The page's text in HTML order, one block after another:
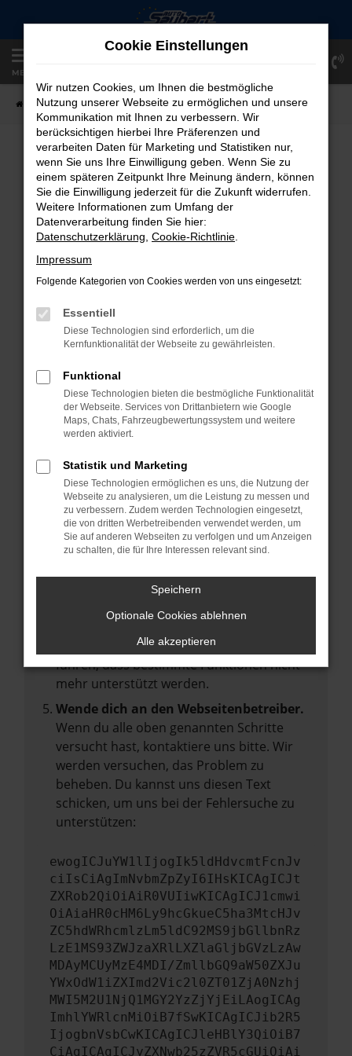
Zum
springen
MENÜ
Startseite Fahrzeugangebote Fahrzeug-Showroom
FAHRZEUG-SHOWROOM
FEHLER: NETWORK ERROR
Beim Laden ist ein Fehler aufgetreten.
Hier sind ein paar Tipps, die dir helfen können:
Überprüfe deine Firewall und deine
Internetverbindung.
Laden andere Webseiten, zum Beispiel
Prüfe deine Browsererweiterungen.
Manche Erweiterungen, wie Werbeblocker,
können das Laden bestimmter Seiten
anderen Browser oder in einem privaten
Fenster?
Starte dein Gerät neu.
Das kann manchmal helfen,
vorübergehende Probleme zu beheben.
Betriebssystem auf dem neuesten Stand
Veraltete Software birgt nicht nur ein
Sicherheitsrisiko, sondern kann auch dazu
führen, dass bestimmte Funktionen nicht
mehr unterstützt werden.
Wende dich an den Webseitenbetreiber.
Wenn du alle oben genannten Schritte
versucht hast, kontaktiere uns bitte. Wir
werden versuchen, das Problem zu
beheben. Du kannst uns diesen Text
schicken, um uns bei der Fehlersuche zu
unterstützen:
ewogICJuYW1lIjogIk5ldHdvcmtFcnJv
ciIsCiAgImNvbmZpZyI6IHsKICAgICJt
ZXRob2QiOiAiR0VUIiwKICAgICJ1cmwi
OiAiaHR0cHM6Ly9hcGkueC5ha3MtcHJv
ZC5hdWRhcmlzLm5ldC92MS9jbGllbnRz
LzE1MS93ZWJzaXRlLXZlaGljbGVzLzAw
MDAyMCUyMzE4MDI/ZmllbGQ9aW50ZXJu
YWxOdW1iZXImd2Vic2l0ZT01ZjA0Nzhj
MWI5M2U1NjQ1MGY2YzZjYjEiLAogICAg
ImhlYWRlcnMiOiB7fSwKICAgICJib2R5
IjogbnVsbCwKICAgICJleHBlY3QiOiB7
CiAgICAgICJyZXNwb25zZVR5cGUiOiAi
Cookie Einstellungen
Wir nutzen Cookies, um Ihnen die bestmögliche
Nutzung unserer Webseite zu ermöglichen und unsere
Kommunikation mit Ihnen zu verbessern. Wir
berücksichtigen hierbei Ihre Präferenzen und
verarbeiten Daten für Marketing und Statistiken nur,
wenn Sie uns Ihre Einwilligung geben. Wenn Sie zu
einem späteren Zeitpunkt Ihre Meinung ändern, können
Sie die Einwilligung jederzeit für die Zukunft widerrufen.
Weitere Informationen zum Umfang der
Datenverarbeitung finden Sie hier:
Datenschutzerklärung Cookie-Richtlinie
Impressum
Folgende Kategorien von Cookies werden von uns eingesetzt:
Essentiell
Diese Technologien sind erforderlich, um die
Kernfunktionalität der Webseite zu gewährleisten.
Funktional
Diese Technologien bieten die bestmögliche Funktionalität
der Webseite. Services von Drittanbietern wie Google
Maps, Chats, Fahrzeugbewertungssystem und weitere
werden aktiviert.
Statistik und Marketing
Diese Technologien ermöglichen es uns, die Nutzung der
Webseite zu analysieren, um die Leistung zu messen und
zu verbessern. Zudem werden Technologien eingesetzt,
die von dritten Werbetreibenden verwendet werden, um
Sie auf anderen Webseiten zu verfolgen und um Anzeigen
zu schalten, die für Ihre Interessen relevant sind.
Speichern
Optionale Cookies ablehnen
Alle akzeptieren